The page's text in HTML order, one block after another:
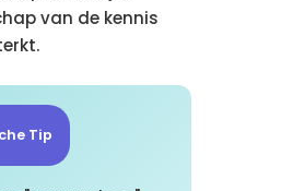
van de kennis
Tip